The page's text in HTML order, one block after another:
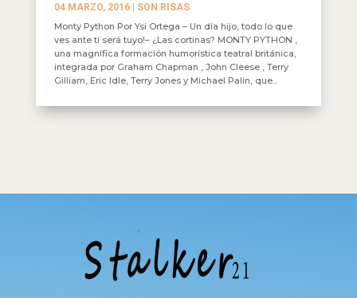
04 MARZO, 2016| SON RISAS
Monty Python Por Ysi Ortega – Un día hijo, todo lo que
ves ante tí será tuyo!– ¿Las cortinas? MONTY PYTHON ,
una magnífica formación humorística teatral británica,
integrada por Graham Chapman , John Cleese , Terry
Gilliam, Eric Idle, Terry Jones y Michael Palin, que...